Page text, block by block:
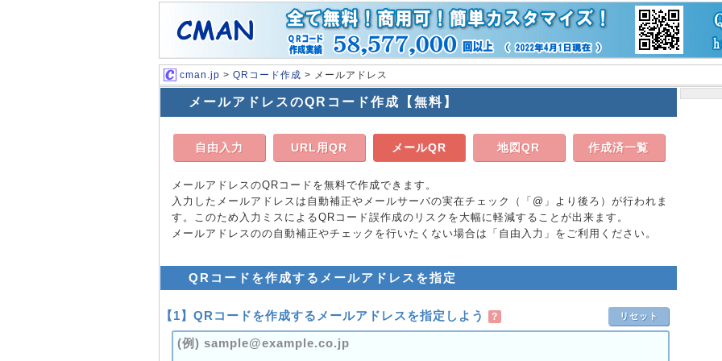
cman.jp > QRコード作成 > メールアドレス
メールアドレスのQRコード作成【無料】
自由入力 URL用QR メールQR 地図QR 作成済一覧
メールアドレスのQRコードを無料で作成できます。
入力したメールアドレスは自動補正やメールサーバの実在チェック（「@」より後ろ）が行われま
す。このため入力ミスによるQRコード誤作成のリスクを大幅に軽減することが出来ます。
メールアドレスのの自動補正やチェックを行いたくない場合は「自由入力」をご利用ください。
QRコードを作成するメールアドレスを指定
【1】QRコードを作成するメールアドレスを指定しよう ? リセット